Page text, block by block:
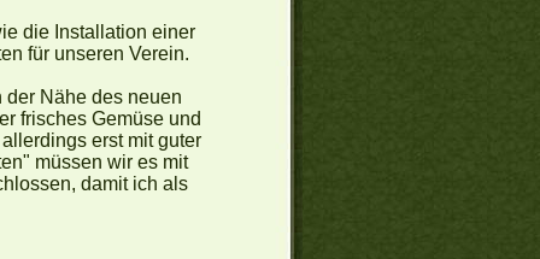
die Installation einer
für unseren Verein.
Nähe des neuen
frisches Gemüse und
erst mit guter
müssen wir es mit
damit ich als